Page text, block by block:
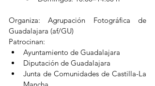
Organiza: Agrupación Fotográfica de
Guadalajara (af/GU)
Patrocinan:
Ayuntamiento de Guadalajara
Diputación de Guadalajara
Junta de Comunidades de Castilla-La